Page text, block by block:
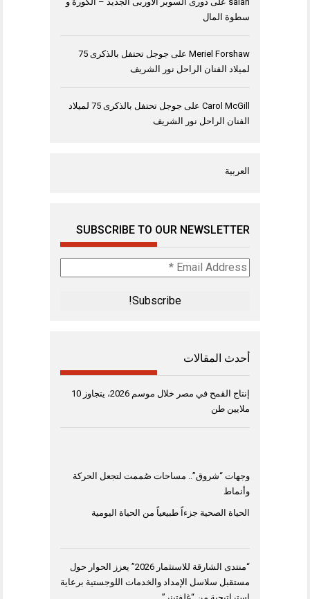
سطوة المال
Meriel Forshaw على
جوجل تحتفل بالذكرى 75
لميلاد الفنان الراحل نور الشريف
Carol McGill على
جوجل تحتفل بالذكرى 75 لميلاد
الفنان الراحل نور الشريف
العربية
SUBSCRIBE TO OUR NEWSLETTER
Email
Address
أحدث المقالات
إنتاج القمح في مصر خلال موسم 2026، يتجاوز 10
ملايين طن
وجهات “شروق”.. مساحات صُممت لتجعل الحركة
وأنماط
الحياة الصحية جزءاً طبيعياً من الحياة اليومية
“منتدى الشارقة للاستثمار 2026” يعزز الحوار حول
مستقبل سلاسل الإمداد والخدمات اللوجستية برعاية